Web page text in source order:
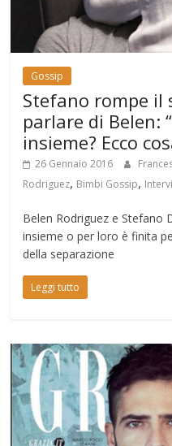
Gossip
Stefano rompe il
parlare di Belen:
insieme? Ecco
26 Gennaio 2016
Rodriguez, Bimbi Gossip,
Belen Rodriguez e Stefano
insieme o per loro è finita
della separazione
Leggi tutto